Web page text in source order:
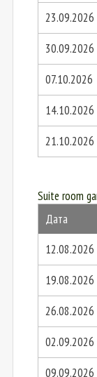
23.09.2026
30.09.2026
07.10.2026
14.10.2026
21.10.2026
Suite room
Дата
12.08.2026
19.08.2026
26.08.2026
02.09.2026
09.09.2026